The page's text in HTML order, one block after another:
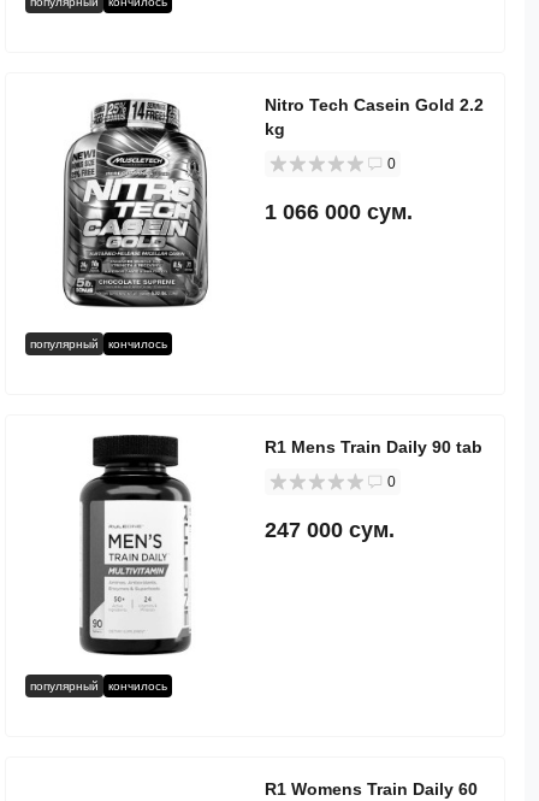
популярный кончилось
Nitro Tech Casein Gold 2.2
kg
0
1 066 000 сум.
популярный кончилось
R1 Mens Train Daily 90 tab
0
247 000 сум.
R1 Womens Train Daily 60